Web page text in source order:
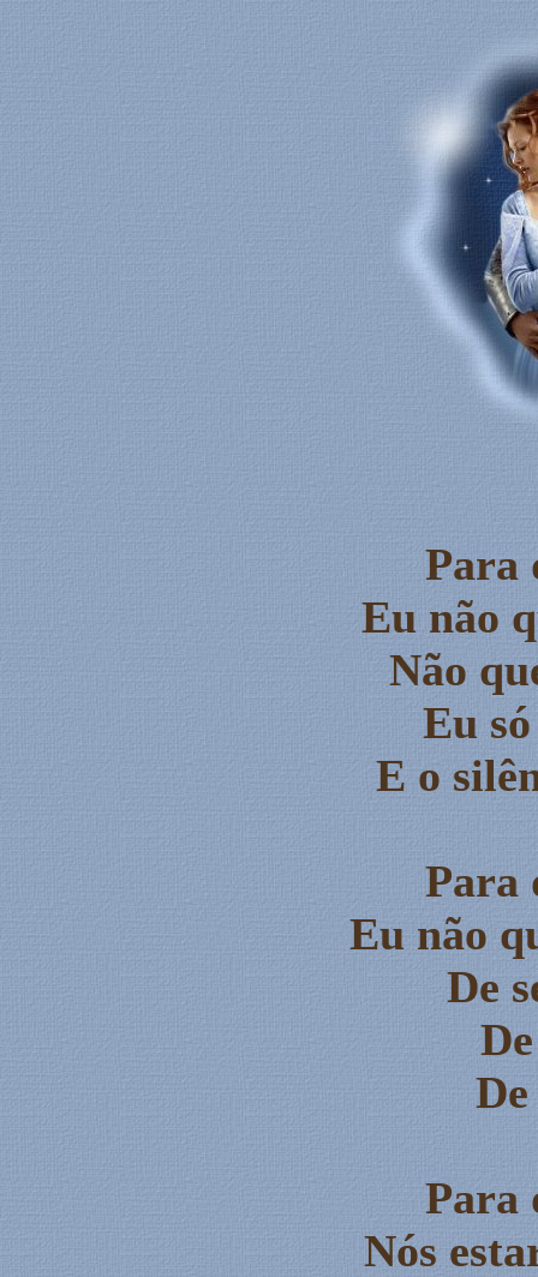
Para
Eu não
Não
Eu
E o
Para
Eu não
De
Para
Nós